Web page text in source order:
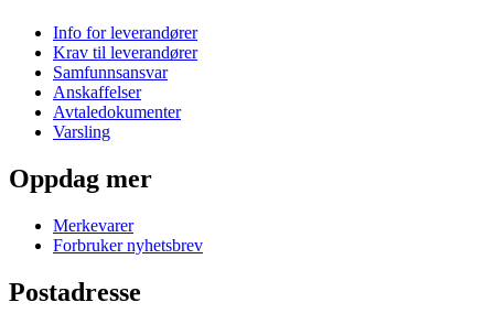
Info for leverandører
Krav til leverandører
Samfunnsansvar
Anskaffelser
Avtaledokumenter
Varsling
Oppdag mer
Merkevarer
Forbruker nyhetsbrev
Postadresse